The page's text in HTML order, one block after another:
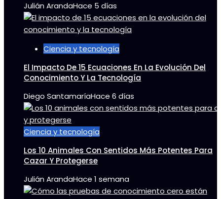
Julián ArandaHace 5 días
Ciencia y tecnología
El Impacto De 15 Ecuaciones En La Evolución Del
Conocimiento Y La Tecnología
Diego SantamaríaHace 6 días
Ciencia y tecnología
Los 10 Animales Con Sentidos Más Potentes Para
Cazar Y Protegerse
Julián ArandaHace 1 semana